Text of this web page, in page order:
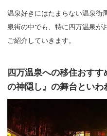
温泉好きにはたまらない温泉街
泉街の中でも、特に四万温泉が
ご紹介していきます。
四万温泉への移住おす
の神隠し』の舞台といわ